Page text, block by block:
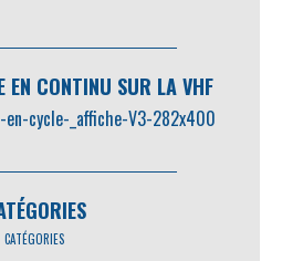
EN CONTINU SUR LA VHF
CATÉGORIES